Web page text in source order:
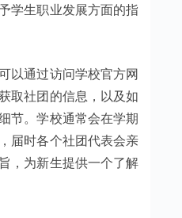
学生职业发展方面的指
以通过访问学校官方网
取社团的信息，以及如
节。学校通常会在学期
届时各个社团代表会亲
，为新生提供一个了解